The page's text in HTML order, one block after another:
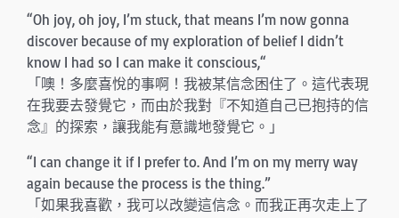
“Oh joy, oh joy, I’m stuck, that means I’m now gonna
discover because of my exploration of belief I didn’t
know I had so I can make it conscious,“
「噢！多麼喜悅的事啊！我被某信念困住了。這代表現
在我要去發覺它，而由於我對『不知道自己已抱持的信
念』的探索，讓我能有意識地發覺它。」
“I can change it if I prefer to. And I’m on my merry way
again because the process is the thing.”
「如果我喜歡，我可以改變這信念。而我正再次走上了